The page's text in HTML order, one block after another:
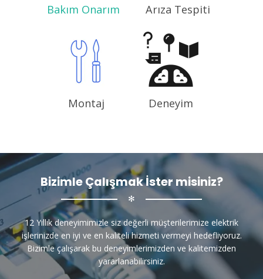
Bakım Onarım Arıza Tespiti
Montaj Deneyim
Bizimle Çalışmak İster misiniz?
✻
12 Yıllık deneyimimizle siz değerli müşterilerimize elektrik
işlerinizde en iyi ve en kaliteli hizmeti vermeyi hedefliyoruz.
Bizimle çalışarak bu deneyimlerimizden ve kalitemizden
yararlanabilirsiniz.